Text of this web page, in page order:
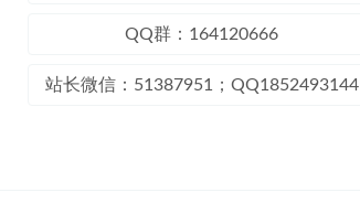
QQ群：164120666
站长微信：51387951；QQ1852493144